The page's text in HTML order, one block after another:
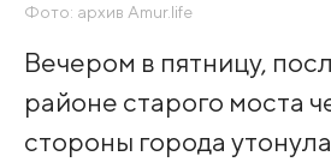
Фото: архив Amur.life
Вечером в пятницу,
районе старого моста
стороны города